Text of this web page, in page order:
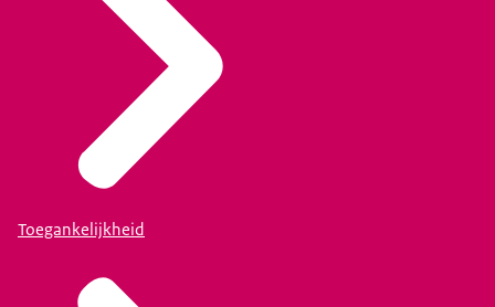
Toegankelijkheid